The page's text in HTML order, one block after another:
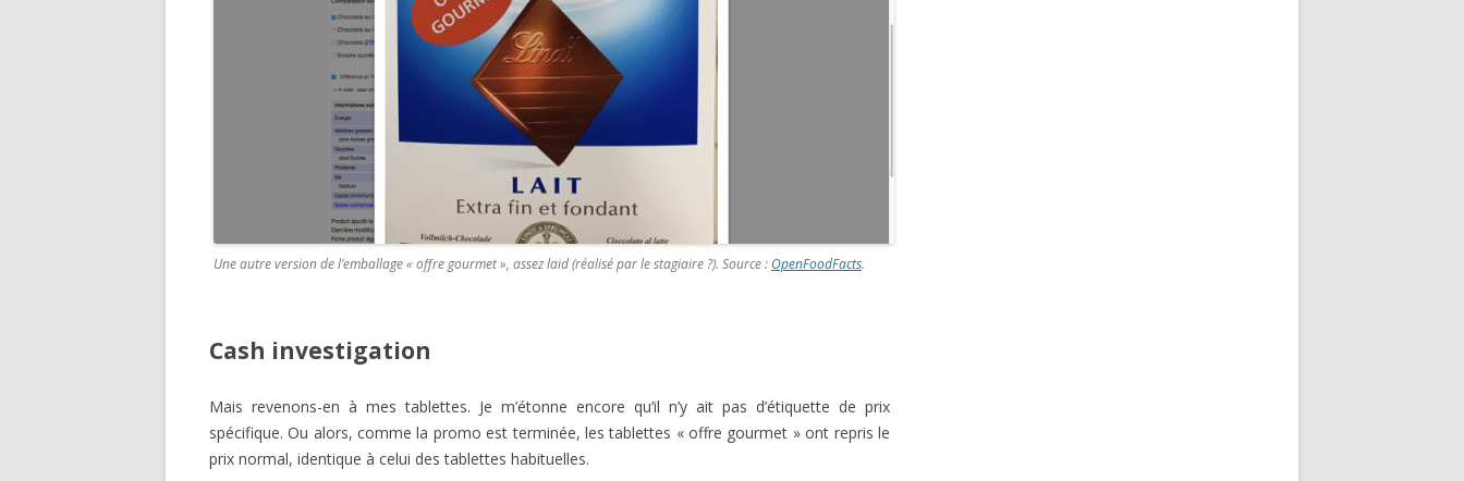
Une autre version de l’emballage « offre gourmet », assez laid (réalisé par le stagiaire ?). Source : OpenFoodFacts.
Cash investigation
Mais revenons-en à mes tablettes. Je m’étonne encore qu’il n’y ait pas d’étiquette de prix
spécifique. Ou alors, comme la promo est terminée, les tablettes « offre gourmet » ont repris le
prix normal, identique à celui des tablettes habituelles.